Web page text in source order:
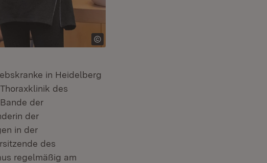
in Heidelberg
des
der
der
in der
des
regelmäßig am